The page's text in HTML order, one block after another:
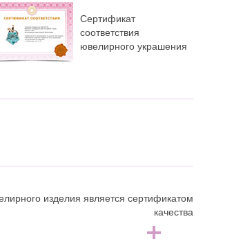
Сертификат
соответствия
ювелирного украшения
изделия является сертификатом
качества